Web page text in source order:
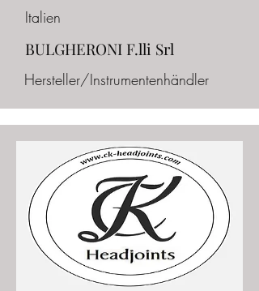
Italien
BULGHERONI F.lli Srl
Hersteller/Instrumentenhändler